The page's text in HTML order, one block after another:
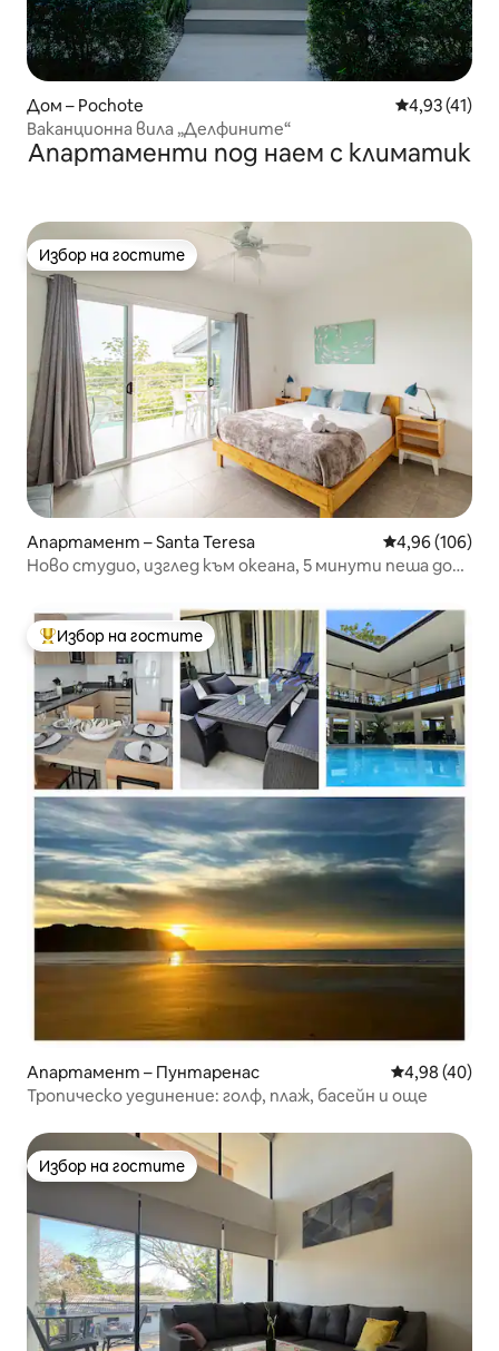
Дом – Pochote Средна
4,93 (41)
Ваканционна вила „Делфините“
Апартаменти под наем с климатик
Избор на гостите
Избор на гостите
Апартамент – Santa Teresa Средна
4,96 (106)
Ново студио, изглед към океана, 5 минути пеша до
Най-популярен избор на гостите
Избор на гостите
Апартамент – Пунтаренас Средна
4,98 (40)
Тропическо уединение: голф, плаж, басейн и още
Избор на гостите
Избор на гостите